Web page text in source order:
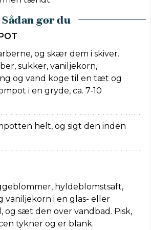
Sådan gør du
og skær dem i skiver.
sukker, vaniljekorn,
og vand koge til en tæt og
i en gryde, ca. 7-10
helt, og sigt den inden
hyldeblomstsaft,
vaniljekorn i en glas- eller
og sæt den over vandbad. Pisk,
tykner og er blank.